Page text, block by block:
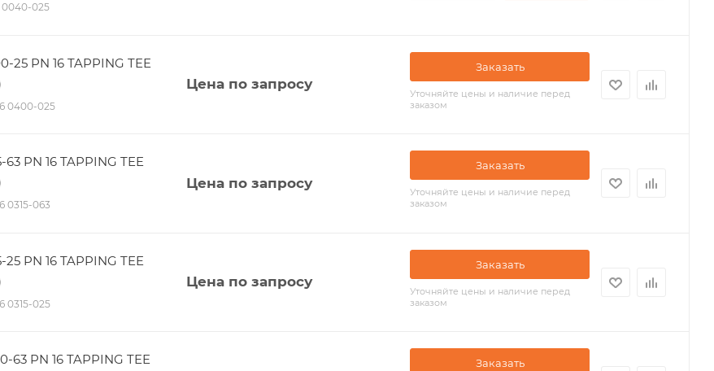
0040-025
PN 16 TAPPING TEE
0400-025
Цена по запросу
Заказать
Уточняйте цены и наличие перед
заказом
PN 16 TAPPING TEE
0315-063
Цена по запросу
Заказать
Уточняйте цены и наличие перед
заказом
PN 16 TAPPING TEE
0315-025
Цена по запросу
Заказать
Уточняйте цены и наличие перед
заказом
PN 16 TAPPING TEE
Заказать